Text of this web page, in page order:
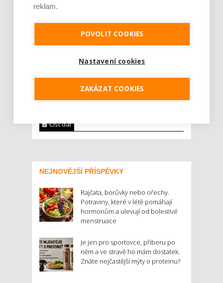
Češi jsou ve sběru elektroodpadu rok od
vloni téměř o 800 tun více než rok předtím,
ekologického chování v oblasti recyklace
Číst dál
NEJNOVĚJŠÍ PŘÍSPĚVKY
Rajčata, borůvky nebo ořechy.
Potraviny, které v létě pomáhají
hormonům a ulevují od bolestivé
menstruace
Je jen pro sportovce, přiberu po
něm a ve stravě ho mám dostatek.
Znáte nejčastější mýty o proteinu?
reklam.
POVOLIT COOKIES
Nastavení cookies
ZAKÁZAT COOKIES